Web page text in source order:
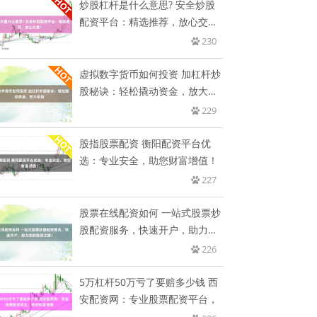
炒股杠杆是什么意思? 安全炒股
配资平台：精选推荐，放心交
230
虚拟数字货币如何投资 加杠杆炒
股秘诀：轻松撬动资金，放大收
229
股指股票配资 衡阳配资平台优
选：专业安全，助您财富增值！
227
股票在线配资如何 一站式股票炒
股配资服务，快速开户，助力您
226
5万杠杆50万亏了要赔多少钱 西
安配资网：专业股票配资平台，